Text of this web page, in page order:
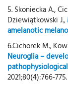
5. Skoniecka A.,
Dziewiątkowski J.,
amelanotic
6.Cichorek M.,
Neuroglia –
2021;80(4):766-